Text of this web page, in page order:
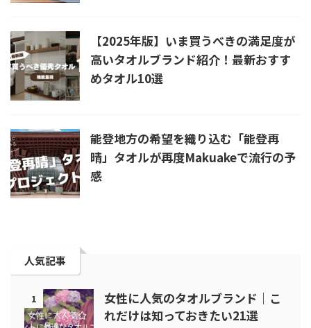
【2025年版】いま買うべきの満足度が
高いタオルブランド紹介！最新おすす
めタオル10選
能登地方の希望を織り込む「能登再
晴」タオルが再度Makuakeで流行の予
感
人気記事
1
女性に人気のタオルブランド｜こ
れだけは知っておきたい21選